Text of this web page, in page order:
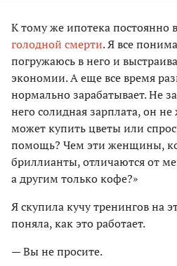
К тому же ипотека постоянно
голодной смерти. Я все
погружаюсь в него и
экономии. А еще все время
нормально зарабатывает. Не
него солидная зарплата, он
может купить цветы или
помощь? Чем эти женщины,
бриллианты, отличаются от
а другим только кофе?»
Я скупила кучу тренингов на
поняла, как это работает.
— Вы не просите.